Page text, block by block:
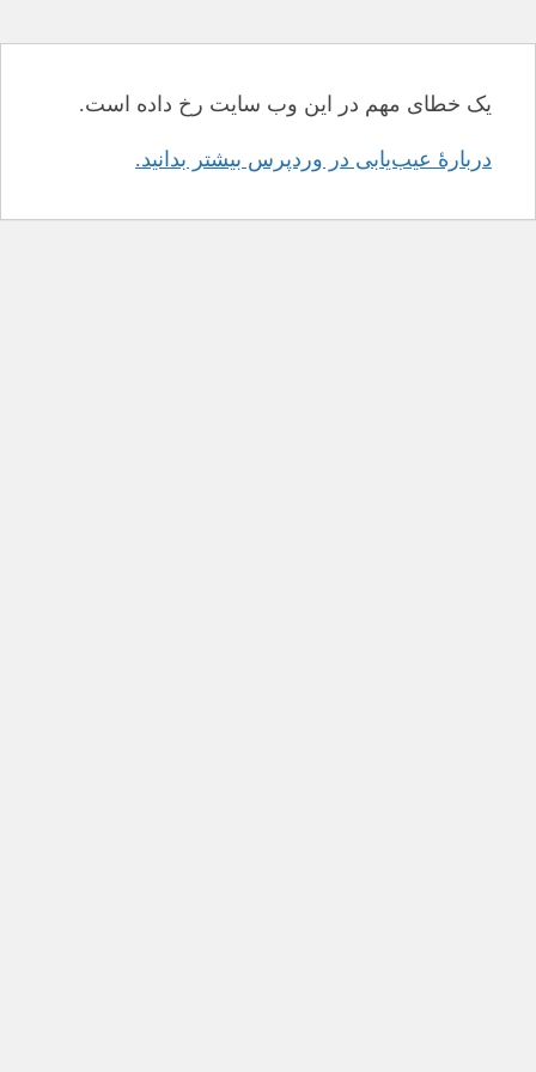
یک خطای مهم در این وب سایت رخ داده است.
دربارهٔ عیب‌یابی در وردپرس بیشتر بدانید.